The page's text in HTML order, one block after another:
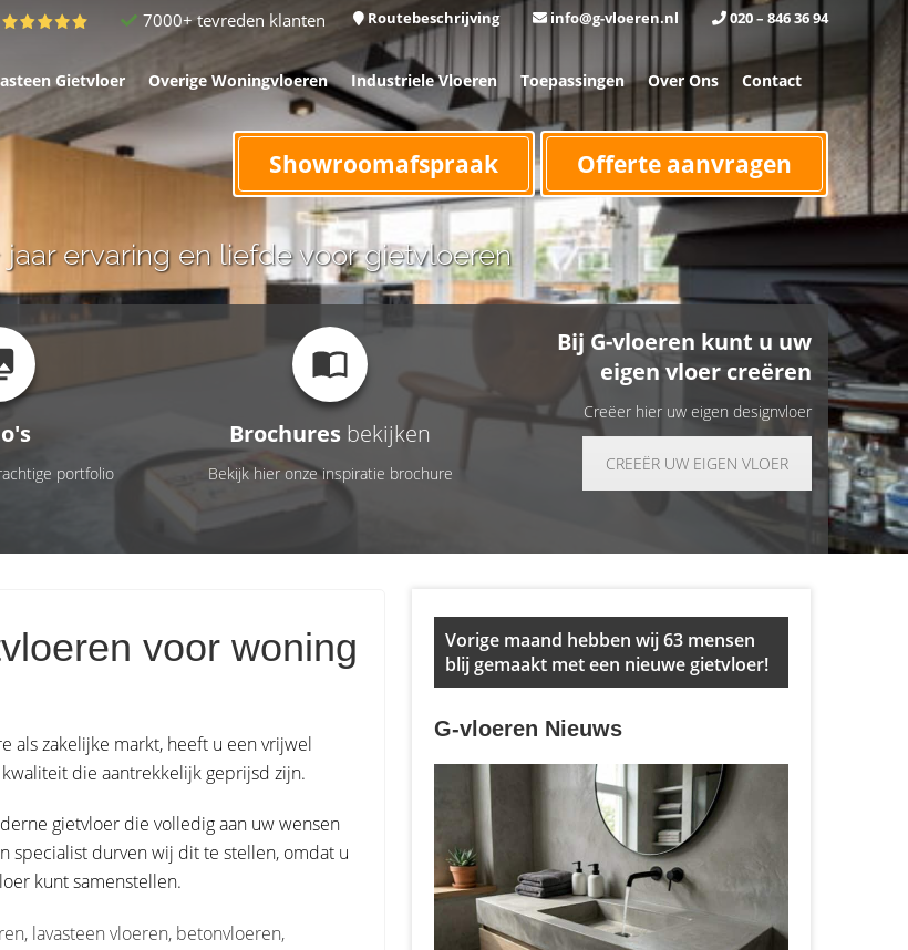
ervaring en liefde voor gietvloeren
portfolio
Brochures bekijken
Bekijk hier onze inspiratie brochure
Bij G-vloeren kunt u uw
eigen vloer creëren
Creëer hier uw eigen designvloer
CREEËR UW EIGEN VLOER
7000+ tevreden klanten Routebeschrijving info@g-vloeren.nl 020 – 846 36 94
Gietvloer Overige Woningvloeren Industriele Vloeren Toepassingen Over Ons Contact
Offerte aanvragen
Showroomafspraak
voor woning
als zakelijke markt, heeft u een vrijwel
die aantrekkelijk geprijsd zijn.
gietvloer die volledig aan uw wensen
specialist durven wij dit te stellen, omdat u
kunt samenstellen.
lavasteen vloeren, betonvloeren,
Primary
Sidebar
Vorige maand hebben wij 63 mensen
blij gemaakt met een nieuwe gietvloer!
G-vloeren Nieuws